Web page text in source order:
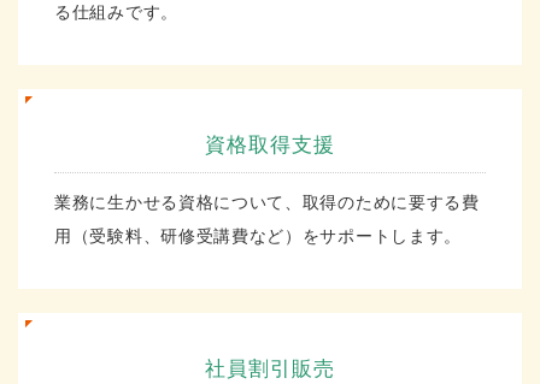
る仕組みです。
資格取得支援
業務に生かせる資格について、取得のために要する費
用（受験料、研修受講費など）をサポートします。
社員割引販売